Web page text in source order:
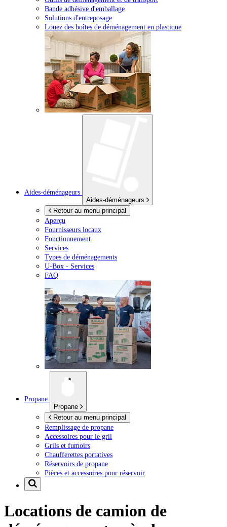
Bande adhésive d'emballage
Solutions d'entreposage
Louez des boîtes de déménagement en plastique
Aides-déménageurs
Aides-déménageurs
Retour au menu principal
Aperçu
Fournisseurs locaux
Fonctionnement
Services
Types de déménagements
U-Box - Services
FAQ
Propane
Propane
Retour au menu principal
Remplissage de propane
Accessoires pour le gril
Grils et fumoirs
Chaufferettes portatives
Réservoirs de propane
Pièces et accessoires pour réservoir
Locations de camion de